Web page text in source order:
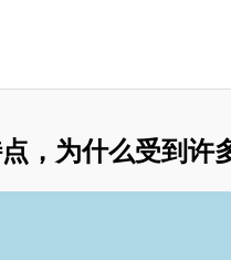
，为什么受到许